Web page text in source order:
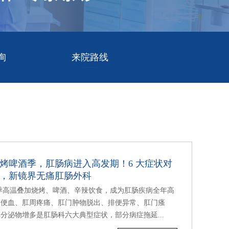
来院路线
啤酒季，肛肠病进入高发期！6 大症状对
新镜界无痛肛肠外科
高温叠加烧烤、啤酒、辛辣饮食，成为肛肠疾病全年高
血、肛周疼痛、肛门肿物脱出、排便异常、肛门瘙
泌物增多是肛肠科六大典型症状，部分病症拖延...